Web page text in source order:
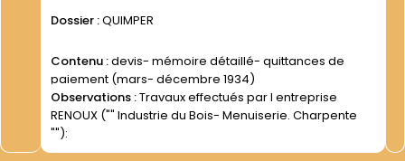
Dossier :QUIMPER
Contenu :devis- mémoire détaillé- quittances de
paiement (mars- décembre 1934)
Observations :Travaux effectués par l entreprise
RENOUX ("" Industrie du Bois- Menuiserie. Charpente
""):